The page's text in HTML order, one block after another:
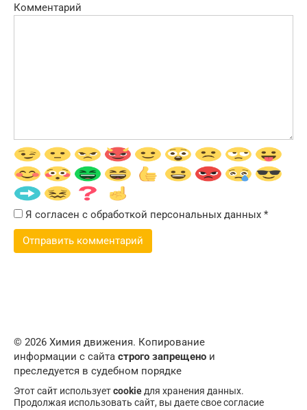
Комментарий
Я согласен с обработкой персональных данных *
© 2026 Химия движения. Копирование
информации с сайта строго запрещено и
преследуется в судебном порядке
Этот сайт используетcookieдля хранения данных.
Продолжая использовать сайт, вы даете свое согласие